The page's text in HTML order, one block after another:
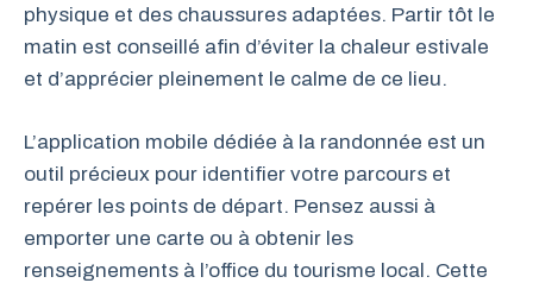
physique et des chaussures adaptées. Partir tôt le
matin est conseillé afin d’éviter la chaleur estivale
et d’apprécier pleinement le calme de ce lieu.
L’application mobile dédiée à la randonnée est un
outil précieux pour identifier votre parcours et
repérer les points de départ. Pensez aussi à
emporter une carte ou à obtenir les
renseignements à l’office du tourisme local. Cette